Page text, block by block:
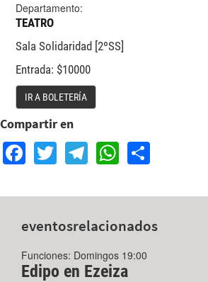
Departamento:
TEATRO
Sala Solidaridad [2ºSS]
Entrada: $10000
IR A BOLETERÍA
Compartir en
Facebook
TwitterTelegram
WhatsApp
eventosrelacionados
Funciones: Domingos 19:00
Edipo en Ezeiza